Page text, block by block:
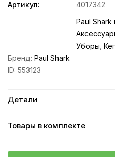
Артикул:
4017342
Paul Shark
Уборы
Бренд: Paul Shark
ID: 553123
Детали
Товары в комплекте